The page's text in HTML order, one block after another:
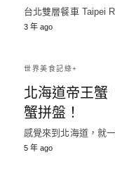
台北雙層餐車 Taipei
3 年 ago
世界美食記綠+
北海道帝王蟹
蟹拼盤！
感覺來到北海道，就
5 年 ago